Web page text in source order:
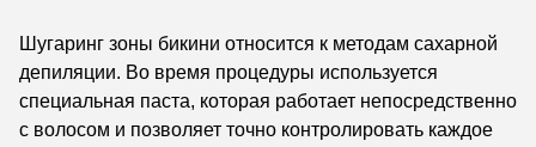
Шугаринг зоны бикини относится к методам сахарной
депиляции. Во время процедуры используется
специальная паста, которая работает непосредственно
с волосом и позволяет точно контролировать каждое